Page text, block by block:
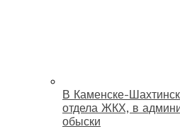
В Каменске-
отдела ЖКХ, в
обыски